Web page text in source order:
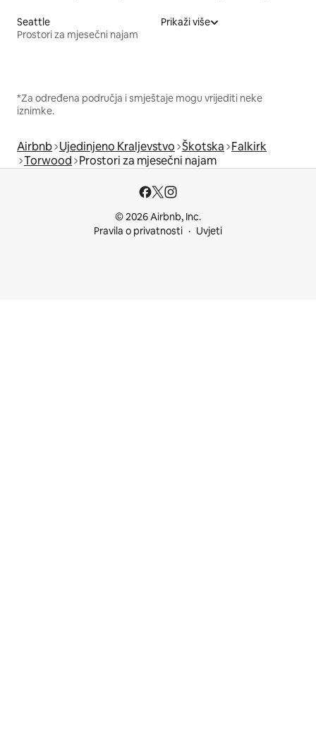
Seattle
Prostori za mjesečni najam
Prikaži više
*Za određena područja i smještaje mogu vrijediti neke
iznimke.
Airbnb Ujedinjeno Kraljevstvo Škotska Falkirk
Torwood Prostori za mjesečni najam
© 2026 Airbnb, Inc.
Pravila o privatnosti
Uvjeti